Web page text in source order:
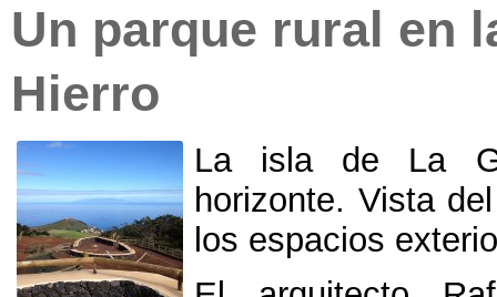
Un parque rural en
Hierro
La isla de La
horizonte. Vista
los espacios